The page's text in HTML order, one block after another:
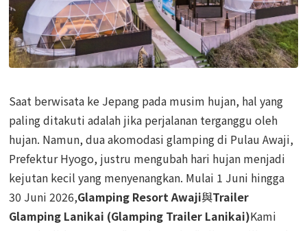
Saat berwisata ke Jepang pada musim hujan, hal yang
paling ditakuti adalah jika perjalanan terganggu oleh
hujan. Namun, dua akomodasi glamping di Pulau Awaji,
Prefektur Hyogo, justru mengubah hari hujan menjadi
kejutan kecil yang menyenangkan. Mulai 1 Juni hingga
30 Juni 2026,Glamping Resort Awaji與Trailer
Glamping Lanikai (Glamping Trailer Lanikai)Kami